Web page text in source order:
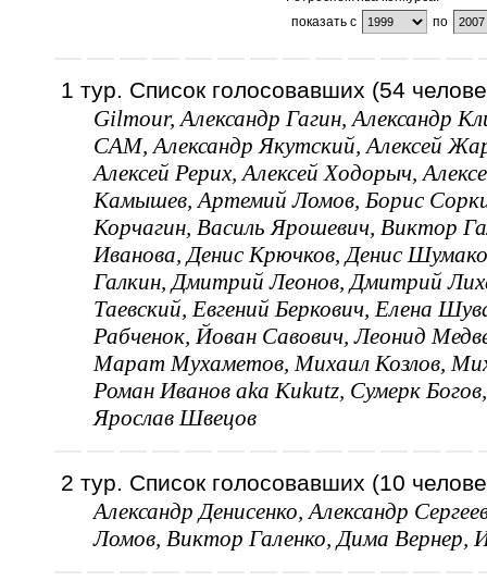
показать с
по
1 тур. Список голосовавших (54
Gilmour, Александр Гагин, Александр
CAM, Александр Якутский, Алексей
Алексей Рерих, Алексей Ходорыч,
Камышев, Артемий Ломов, Борис
Корчагин, Василь Ярошевич, Виктор
Иванова, Денис Крючков, Денис
Галкин, Дмитрий Леонов, Дмитрий
Таевский, Евгений Беркович, Елена
Рабченок, Йован Савович, Леонид
Марат Мухаметов, Михаил Козлов,
Роман Иванов aka Kukutz, Сумерк
Ярослав Швецов
2 тур. Список голосовавших (10
Александр Денисенко, Александр
Ломов, Виктор Галенко, Дима Вернер,